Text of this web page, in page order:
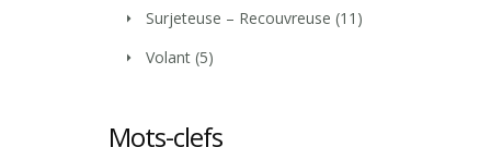
Surjeteuse – Recouvreuse (11)
Volant (5)
Mots-clefs